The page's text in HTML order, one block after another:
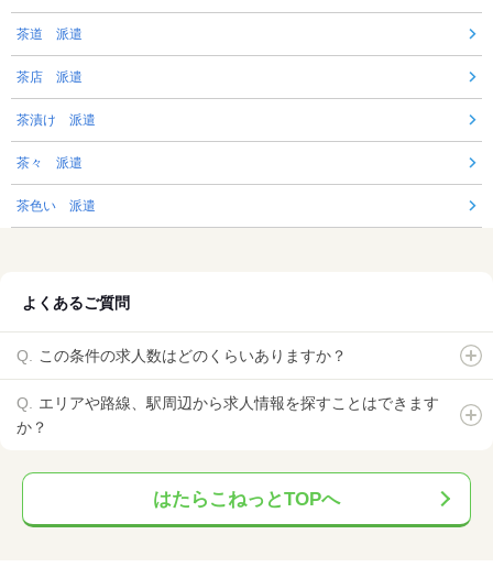
茶道 派遣
茶店 派遣
茶漬け 派遣
茶々 派遣
茶色い 派遣
よくあるご質問
この条件の求人数はどのくらいありますか？
エリアや路線、駅周辺から求人情報を探すことはできます
か？
はたらこねっとTOPへ